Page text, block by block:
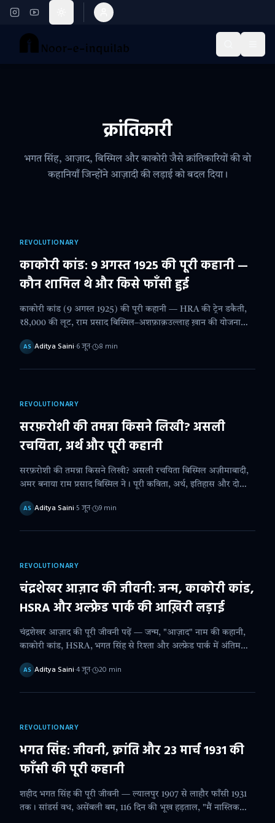
Toggle theme
क्रांतिकारी
भगत सिंह, आज़ाद, बिस्मिल और काकोरी जैसे क्रांतिकारियों की वो
कहानियाँ जिन्होंने आज़ादी की लड़ाई को बदल दिया।
REVOLUTIONARY
काकोरी कांड: 9 अगस्त 1925 की पूरी कहानी —
कौन शामिल थे और किसे फाँसी हुई
काकोरी कांड (9 अगस्त 1925) की पूरी कहानी — HRA की ट्रेन डकैती,
₹8,000 की लूट, राम प्रसाद बिस्मिल–अशफ़ाक़उल्लाह ख़ान की योजना
AS Aditya Saini·6 जून· 8 min
REVOLUTIONARY
सरफ़रोशी की तमन्ना किसने लिखी? असली
रचयिता, अर्थ और पूरी कहानी
सरफ़रोशी की तमन्ना किसने लिखी? असली रचयिता बिस्मिल अज़ीमाबादी,
अमर बनाया राम प्रसाद बिस्मिल ने। पूरी कविता, अर्थ, इतिहास और दो
AS Aditya Saini·5 जून· 9 min
REVOLUTIONARY
चंद्रशेखर आज़ाद की जीवनी: जन्म, काकोरी कांड,
HSRA और अल्फ्रेड पार्क की आख़िरी लड़ाई
चंद्रशेखर आज़ाद की पूरी जीवनी पढ़ें — जन्म, "आज़ाद" नाम की कहानी,
काकोरी कांड, HSRA, भगत सिंह से रिश्ता और अल्फ्रेड पार्क में अंतिम
AS Aditya Saini·4 जून· 20 min
REVOLUTIONARY
भगत सिंह: जीवनी, क्रांति और 23 मार्च 1931 की
फाँसी की पूरी कहानी
शहीद भगत सिंह की पूरी जीवनी — ल्यालपुर 1907 से लाहौर फाँसी 1931
तक। सांडर्स वध, असेंबली बम, 116 दिन की भूख हड़ताल, "मैं नास्तिक